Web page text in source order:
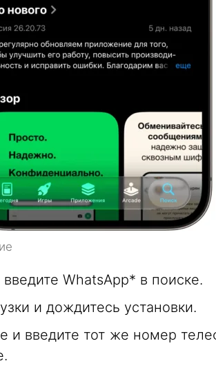
WhatsApp* в поиске.
и дождитесь установки.
и введите тот же номер